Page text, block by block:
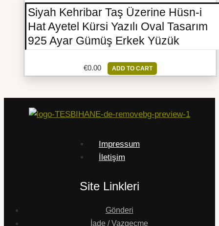
Siyah Kehribar Taş Üzerine Hüsn-i
Hat Ayetel Kürsi Yazılı Oval Tasarım
925 Ayar Gümüş Erkek Yüzük
€0.00 ADD TO CART
Impressum
İletişim
Site Linkleri
Gönderi
İade / Vazgeçme